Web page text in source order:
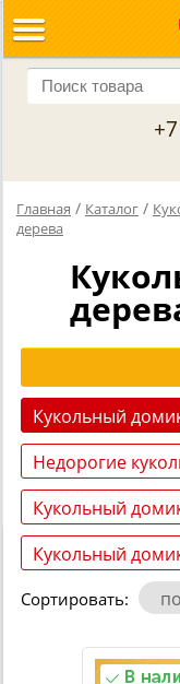
Главная / Каталог /
дерева
Кукольный
Недорогие
Кукольный
Кукольный
Сортировать: